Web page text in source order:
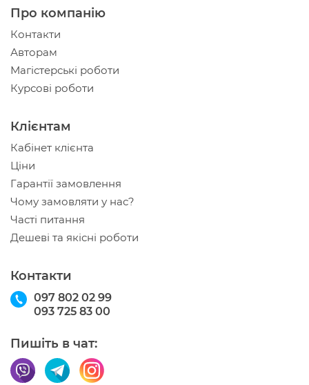
Про компанію
Контакти
Авторам
Магістерські роботи
Курсові роботи
Клієнтам
Кабінет клієнта
Ціни
Гарантії замовлення
Чому замовляти у нас?
Часті питання
Дешеві та якісні роботи
Контакти
097 802 02 99
093 725 83 00
Пишіть в чат: